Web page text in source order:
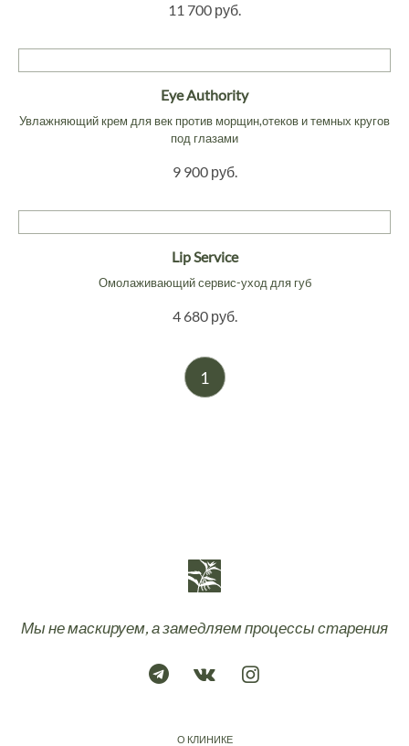
11 700 руб.
Eye Authority
Увлажняющий крем для век против морщин,отеков и темных кругов
под глазами
9 900 руб.
Lip Service
Омолаживающий сервис-уход для губ
4 680 руб.
1
Мы не маскируем, а замедляем процессы старения
О КЛИНИКЕ